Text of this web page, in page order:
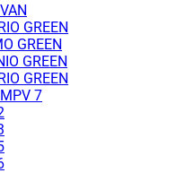
GREEN
GREEN
GREEN
GREEN
7